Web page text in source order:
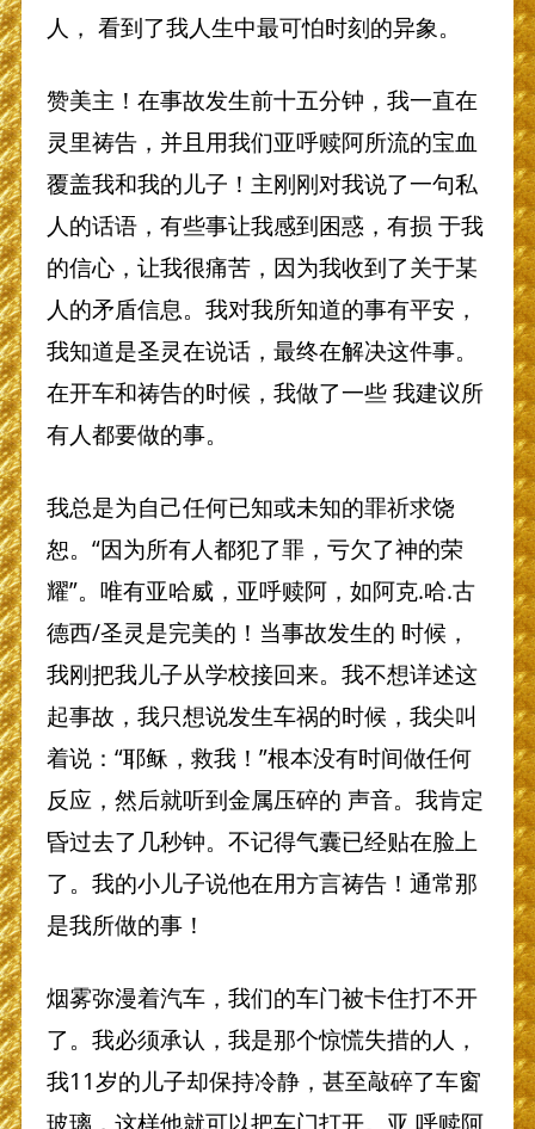
人， 看到了我人生中最可怕时刻的异象。
赞美主！在事故发生前十五分钟，我一直在
灵里祷告，并且用我们亚呼赎阿所流的宝血
覆盖我和我的儿子！主刚刚对我说了一句私
人的话语，有些事让我感到困惑，有损 于我
的信心，让我很痛苦，因为我收到了关于某
人的矛盾信息。我对我所知道的事有平安，
我知道是圣灵在说话，最终在解决这件事。
在开车和祷告的时候，我做了一些 我建议所
有人都要做的事。
我总是为自己任何已知或未知的罪祈求饶
恕。“因为所有人都犯了罪，亏欠了神的荣
耀”。唯有亚哈威，亚呼赎阿，如阿克.哈.古
德西/圣灵是完美的！当事故发生的 时候，
我刚把我儿子从学校接回来。我不想详述这
起事故，我只想说发生车祸的时候，我尖叫
着说：“耶稣，救我！”根本没有时间做任何
反应，然后就听到金属压碎的 声音。我肯定
昏过去了几秒钟。不记得气囊已经贴在脸上
了。我的小儿子说他在用方言祷告！通常那
是我所做的事！
烟雾弥漫着汽车，我们的车门被卡住打不开
了。我必须承认，我是那个惊慌失措的人，
我11岁的儿子却保持冷静，甚至敲碎了车窗
玻璃，这样他就可以把车门打开。亚 呼赎阿